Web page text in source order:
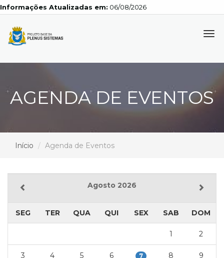
Atualizadas em: 06/08/2026
AGENDA DE EVENTOS
Início Agenda de Eventos
Agosto 2026
SEG TER QUA QUI SEX SAB DOM
1 2
3 4 5 6 7 8 9